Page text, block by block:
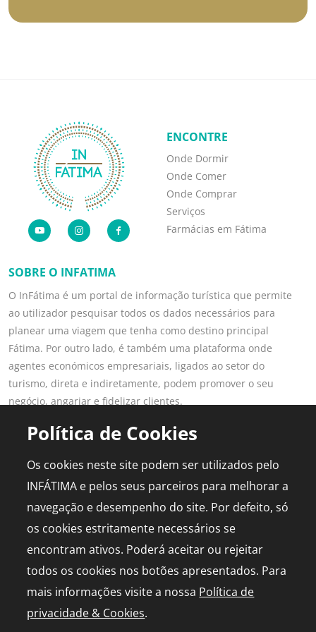
SOBRE O INFATIMA
O InFátima é um portal de informação turística que permite
ao utilizador pesquisar todos os dados necessários para
planear uma viagem que tenha como destino principal
Fátima. Por outro lado, é também uma plataforma onde
agentes económicos empresariais, ligados ao setor do
turismo, direta e indiretamente, podem promover o seu
negócio, angariar e fidelizar clientes.
Saber mais
ENCONTRE
Onde Dormir
Onde Comer
Onde Comprar
Serviços
Farmácias em Fátima
LINKS POPULARES
Diário de Bordo
Agenda
Capelinha em direto
PARA PROFISSIONAIS
Publicidade
Media Kit
© 2026 infatima.pt™. Todos os direitos reservados
Política de Cookies
Os cookies neste site podem ser utilizados pelo
INFÁTIMA e pelos seus parceiros para melhorar a
navegação e desempenho do site. Por defeito, só
os cookies estritamente necessários se
encontram ativos. Poderá aceitar ou rejeitar
todos os cookies nos botões apresentados. Para
mais informações visite a nossa Política de
privacidade & Cookies.